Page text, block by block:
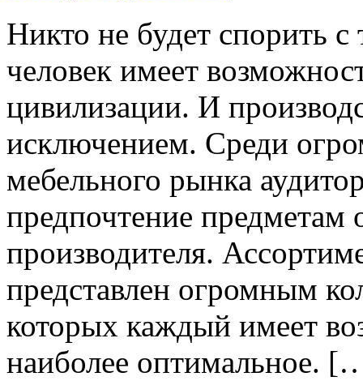
Никто не будет спорить
человек имеет
цивилизации. И
исключением. Среди
мебельного рынка
предпочтение предметам
производителя.
представлен огромным
которых каждый имеет
наиболее оптимальное.